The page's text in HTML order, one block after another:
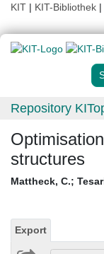
KIT | KIT-Bibliothek |
Repository
structures
Mattheck, C.;
Export